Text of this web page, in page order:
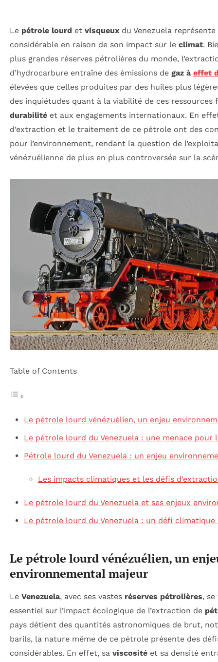
Le pétrole lourd et visqueux du Venezuela
considérable en raison de son impact sur le climat.
plus grandes réserves pétrolières du monde,
d’hydrocarbure entraîne des émissions de gaz à effet
élevées que celles produites par des huiles plus
des inquiétudes quant à la viabilité de ces ressources
durabilité et aux engagements internationaux. En
d’extraction et le traitement de ce pétrole ont des
pour l’environnement, rendant la question de
vénézuélienne de plus en plus controversée sur la
Table of Contents
Le pétrole lourd vénézuélien, un enjeu
Le pétrole lourd du Venezuela : une menace pour
Pétrole lourd du Venezuela : un enjeu
Les impacts climatiques et les défis
Le pétrole lourd du Venezuela et ses enjeux
Le pétrole lourd du Venezuela : un défi
Le pétrole lourd vénézuélien, un
environnemental majeur
Le Venezuela, avec ses vastes réserves pétrolières,
essentiel sur l’impact écologique de l’extraction de
pays détient des quantités astronomiques de brut,
barils, la nature même de ce pétrole présente des
considérables. En effet, sa viscosité et sa densité